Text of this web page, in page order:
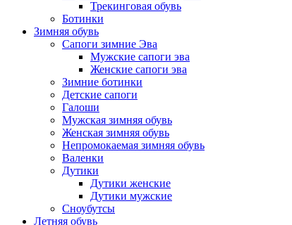
Трекинговая обувь
Ботинки
Зимняя обувь
Сапоги зимние Эва
Мужские сапоги эва
Женские сапоги эва
Зимние ботинки
Детские сапоги
Галоши
Мужская зимняя обувь
Женская зимняя обувь
Непромокаемая зимняя обувь
Валенки
Дутики
Дутики женские
Дутики мужские
Сноубутсы
Летняя обувь